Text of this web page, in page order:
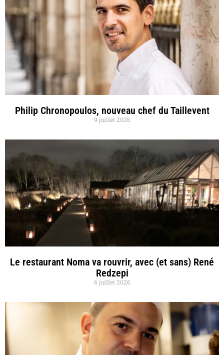
Philip Chronopoulos, nouveau chef du Taillevent
9 juillet 2026
Le restaurant Noma va rouvrir, avec (et sans) René
Redzepi
6 juillet 2026